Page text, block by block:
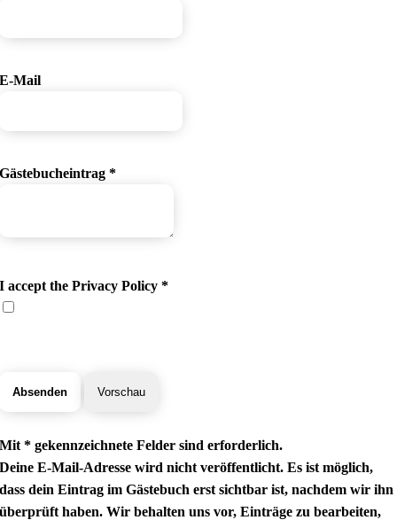
E-Mail
Gästebucheintrag*
I accept the Privacy Policy*
Mit * gekennzeichnete Felder sind erforderlich.
Deine E-Mail-Adresse wird nicht veröffentlicht. Es ist möglich,
dass dein Eintrag im Gästebuch erst sichtbar ist, nachdem wir ihn
überprüft haben. Wir behalten uns vor, Einträge zu bearbeiten,